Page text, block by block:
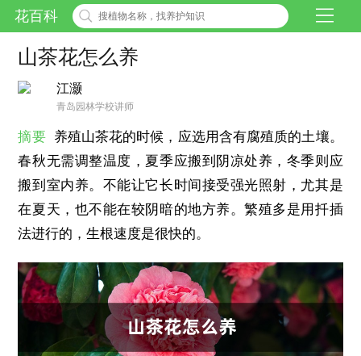
花百科
山茶花怎么养
江灏
青岛园林学校讲师
摘要 养殖山茶花的时候，应选用含有腐殖质的土壤。
春秋无需调整温度，夏季应搬到阴凉处养，冬季则应
搬到室内养。不能让它长时间接受强光照射，尤其是
在夏天，也不能在较阴暗的地方养。繁殖多是用扦插
法进行的，生根速度是很快的。